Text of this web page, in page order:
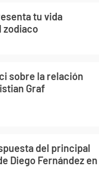
tu vida
zodiaco
sobre la relación
Graf
del principal
Diego Fernández en